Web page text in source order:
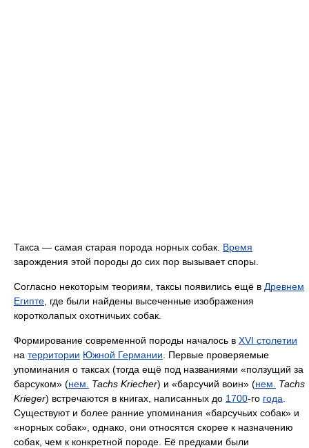
Такса — самая старая порода норных собак. Время
зарождения этой породы до сих пор вызывает споры.
Согласно некоторым теориям, таксы появились ещё в Древнем
Египте , где были найдены высеченные изображения
коротколапых охотничьих собак.
Формирование современной породы началось в XVI столетии
на территории Южной Германии . Первые проверяемые
упоминания о таксах (тогда ещё под названиями «ползущий за
барсуком» (нем. Tachs Kriecher) и «барсучий воин» (нем.
Tachs
Krieger) встречаются в книгах, написанных до 1700-го года
Существуют и более ранние упоминания «барсучьих собак» и
«норных собак», однако, они относятся скорее к назначению
собак, чем к конкретной породе. Её предками были